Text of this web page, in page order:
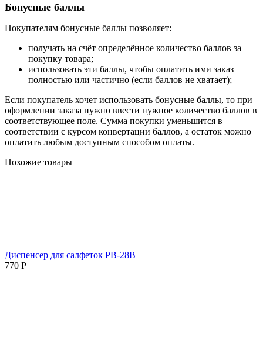
Бонусные баллы
Покупателям бонусные баллы позволяет:
получать на счёт определённое количество баллов за
покупку товара;
использовать эти баллы, чтобы оплатить ими заказ
полностью или частично (если баллов не хватает);
Если покупатель хочет использовать бонусные баллы, то при
оформлении заказа нужно ввести нужное количество баллов в
соответствующее поле. Сумма покупки уменьшится в
соответствии с курсом конвертации баллов, а остаток можно
оплатить любым доступным способом оплаты.
Похожие товары
Диспенсер для салфеток PB-28В
770 Р